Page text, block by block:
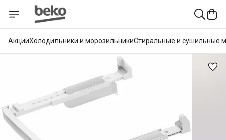
АкцииХолодильники и морозильникиСтиральные и сушильные